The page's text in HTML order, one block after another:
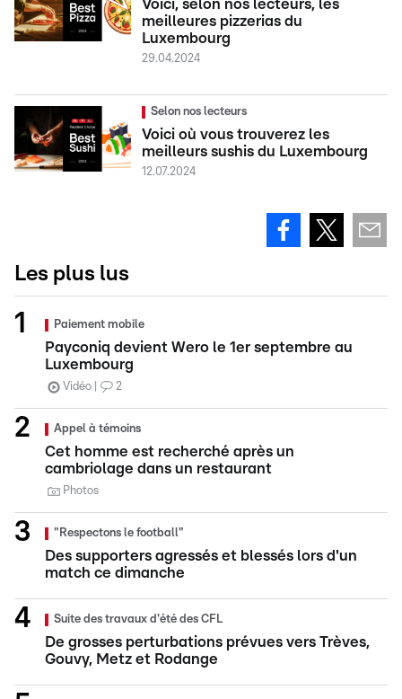
Voici, selon nos lecteurs, les
meilleures pizzerias du
Luxembourg
29.04.2024
Selon nos lecteurs
Voici où vous trouverez les
meilleurs sushis du Luxembourg
12.07.2024
Les plus lus
Paiement mobile
Payconiq devient Wero le 1er septembre au
Luxembourg
Vidéo 2
Appel à témoins
Cet homme est recherché après un
cambriolage dans un restaurant
Photos
"Respectons le football"
Des supporters agressés et blessés lors d'un
match ce dimanche
Suite des travaux d'été des CFL
De grosses perturbations prévues vers Trèves,
Gouvy, Metz et Rodange